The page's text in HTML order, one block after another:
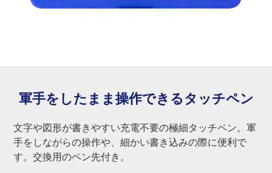
軍手をしたまま操作できるタッチペン
文字や図形が書きやすい充電不要の極細タッチペン。軍
手をしながらの操作や、細かい書き込みの際に便利で
す。交換用のペン先付き。